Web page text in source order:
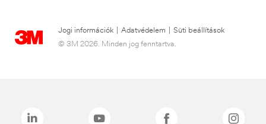
Jogi információk Adatvédelem
Süti beállítások
© 3M 2026. Minden jog fenntartva.